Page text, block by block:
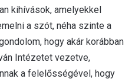
kihívások, amelyekkel
a szót, néha szinte a
hogy akár korábban
Intézetet vezetve,
a felelősségével, hogy